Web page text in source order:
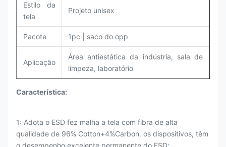
Estilo da
tela
Projeto unisex
Pacote 1pc | saco do opp
Aplicação
Área antiestática da indústria, sala de
limpeza, laboratório
Característica:
1: Adota o ESD fez malha a tela com fibra de alta
qualidade de 96% Cotton+4%Carbon. os dispositivos, têm
o desempenho excelente permanente do ESD;